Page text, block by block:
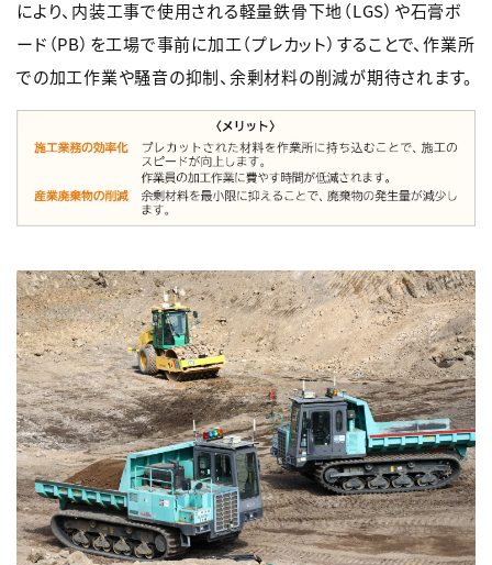
により、内装工事で使用される軽量鉄骨下地（LGS）や石膏ボ
ード（PB）を工場で事前に加工（プレカット）することで、作業所
での加工作業や騒音の抑制、余剰材料の削減が期待されます。